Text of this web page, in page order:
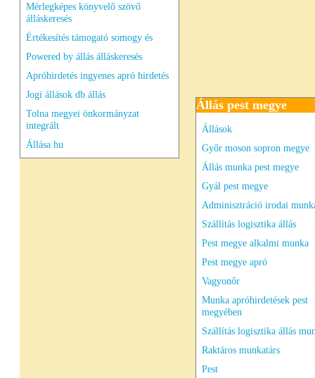
Mérlegképes könyvelő szövő
álláskeresés
Értékesítés támogató somogy és
Powered by állás álláskeresés
Apróhirdetés ingyenes apró hirdetés
Jogi állások db állás
Tolna megyei önkormányzat
integrált
Állása hu
Állás pest megye
Állások
Győr moson sopron megye
Állás munka pest megye
Gyál pest megye
Adminisztráció irodai
Szállítás logisztika állás
Pest megye alkalmi munka
Pest megye apró
Vagyonőr
Munka apróhirdetések pest
megyében
Szállítás logisztika állás
Raktáros munkatárs
Pest